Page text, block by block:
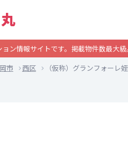
ン情報サイトです。掲載物件数最大
市 西区 （仮称）グランフォーレ